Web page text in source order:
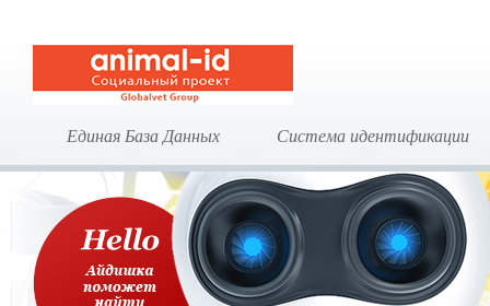
Единая База Данных Система идентификации